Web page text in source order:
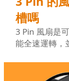
槽嗎
3 Pin 風扇是
能全速運轉，